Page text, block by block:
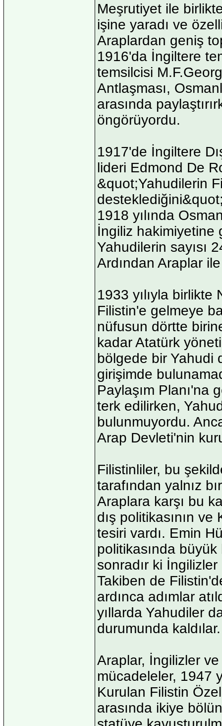
Meşrutiyet ile
işine yaradı ve
Araplardan geniş
1916'da İngiltere
temsilcisi
Antlaşması,
arasında
öngörüyordu.
1917'de İngiltere
lideri Edmond De
&quot;Yahudilerin
1918 yılında
İngiliz hakimiyetine
Yahudilerin sayısı
Ardından Araplar
1933 yılıyla
Filistin'e gelmeye
nüfusun dörtte
kadar Atatürk
bölgede bir Yahudi
girişimde
Paylaşım Planı'na
terk edilirken,
bulunmuyordu.
Arap Devleti'nin
Filistinliler, bu
tarafından yalnız
Araplara karşı bu
dış politikasının
tesiri vardı. Emin
politikasında
sonradır ki
Takiben de
ardınca adımlar
yıllarda Yahudiler
durumunda kaldılar.
Araplar, İngilizler
mücadeleler, 1947
Kurulan Filistin
arasında ikiye